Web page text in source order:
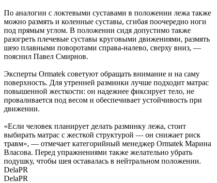
По аналогии с локтевыми суставами в положении лежа также
можно размять и коленные суставы, сгибая поочередно ноги
под прямым углом. В положении сидя допустимо также
разогреть плечевые суставы круговыми движениями, размять
шею плавными поворотами справа-налево, сверху вниз, —
пояснил Павел Смирнов.
Эксперты Ormatek советуют обращать внимание и на саму
поверхность. Для утренней разминки лучше подходит матрас
повышенной жесткости: он надежнее фиксирует тело, не
проваливается под весом и обеспечивает устойчивость при
движении.
«Если человек планирует делать разминку лежа, стоит
выбирать матрас с жесткой структурой — он снижает риск
травм», — отмечает категорийный менеджер Ormatek Марина
Власова. Перед упражнениями также желательно убрать
подушку, чтобы шея оставалась в нейтральном положении.
DelaPR
DelaPR